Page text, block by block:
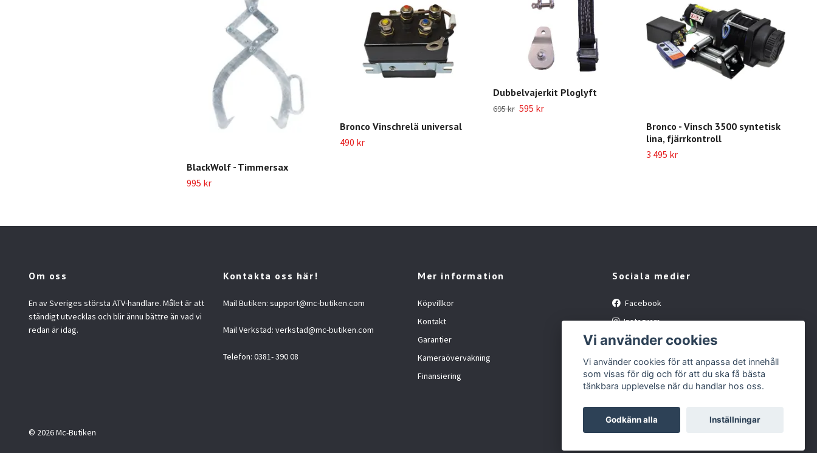
BlackWolf - Timmersax
995 kr
Bronco Vinschrelä universal
490 kr
Dubbelvajerkit Ploglyft
695 kr 595 kr
Bronco - Vinsch 3500 syntetisk
lina, fjärrkontroll
3 495 kr
Om oss
En av Sveriges största ATV-handlare. Målet är att
ständigt utvecklas och blir ännu bättre än vad vi
redan är idag.
Kontakta oss här!
Mail Butiken: support@mc-butiken.com
Mail Verkstad: verkstad@mc-butiken.com
Telefon: 0381- 390 08
Mer information
Köpvillkor
Kontakt
Garantier
Kameraövervakning
Finansiering
Sociala medier
Facebook
Instagram
YouTube
© 2026 Mc-Butiken
Vi använder cookies
Vi använder cookies för att anpassa det innehåll
som visas för dig och för att du ska få bästa
tänkbara upplevelse när du handlar hos oss.
Godkänn alla Inställningar